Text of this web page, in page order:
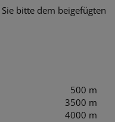
bitte dem beigefügten
500 m
3500 m
4000 m